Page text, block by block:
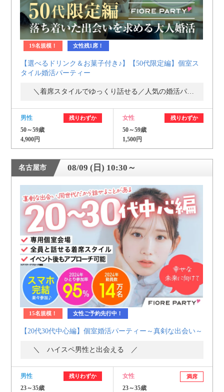
19名規模！ 女性残1席！
【選べるドリンク＆お菓子付き♪】【50代限定編】個室ス
タイル婚活パーティー
男性 残りわずか
50～59歳
4,900円
女性 残りわずか
50～59歳
1,500円
名古屋市 08/09 (日) 10:30～
15名規模！ 女性ご予約先行中！
【20代30代中心編】個室婚活パーティー～真剣な出会い～
＼ ハイスペ男性と出会える ／
男性 残りわずか
23～35歳
女性 満席
23～35歳